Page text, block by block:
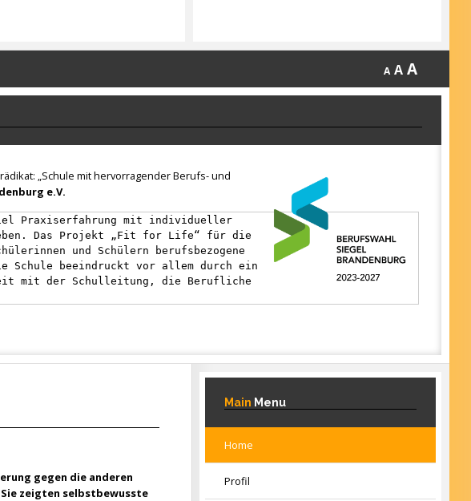
A A A
„Schule mit hervorragender Berufs- und
e.V.
Praxiserfahrung mit individueller
Das Projekt „Fit for Life“ für die
und Schülern berufsbezogene
Schule beeindruckt vor allem durch ein
mit der Schulleitung, die Berufliche
gegen die anderen
zeigten selbstbewusste
Main Menu
Home
Profil